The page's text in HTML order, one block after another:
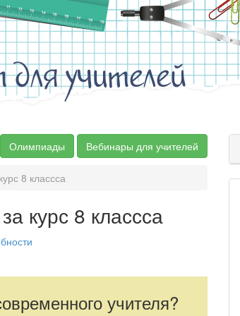
учителей
Олимпиады Вебинары для учителей
8 классса
курс 8 классса
учителя?